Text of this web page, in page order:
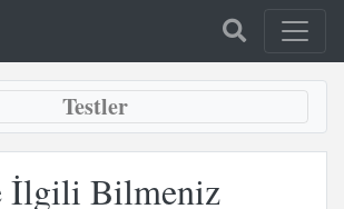
Testler
İlgili Bilmeniz